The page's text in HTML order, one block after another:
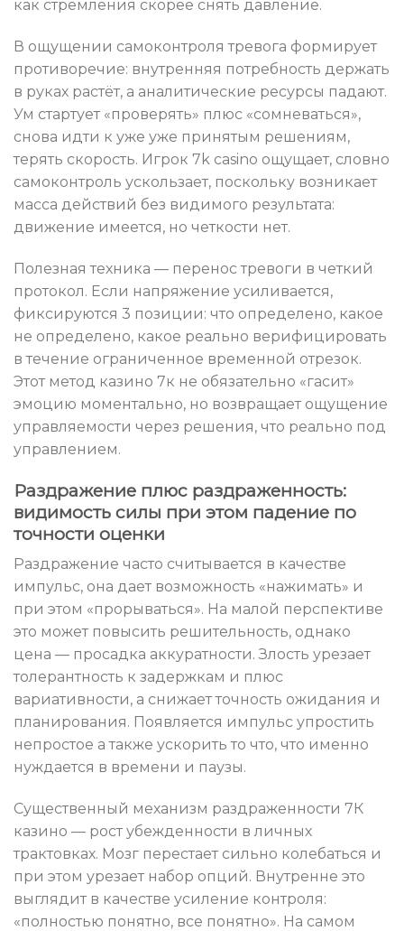
как стремления скорее снять давление.
В ощущении самоконтроля тревога формирует
противоречие: внутренняя потребность держать
в руках растёт, а аналитические ресурсы падают.
Ум стартует «проверять» плюс «сомневаться»,
снова идти к уже уже принятым решениям,
терять скорость. Игрок 7k casino ощущает, словно
самоконтроль ускользает, поскольку возникает
масса действий без видимого результата:
движение имеется, но четкости нет.
Полезная техника — перенос тревоги в четкий
протокол. Если напряжение усиливается,
фиксируются 3 позиции: что определено, какое
не определено, какое реально верифицировать
в течение ограниченное временной отрезок.
Этот метод казино 7к не обязательно «гасит»
эмоцию моментально, но возвращает ощущение
управляемости через решения, что реально под
управлением.
Раздражение плюс раздраженность:
видимость силы при этом падение по
точности оценки
Раздражение часто считывается в качестве
импульс, она дает возможность «нажимать» и
при этом «прорываться». На малой перспективе
это может повысить решительность, однако
цена — просадка аккуратности. Злость урезает
толерантность к задержкам и плюс
вариативности, а снижает точность ожидания и
планирования. Появляется импульс упростить
непростое а также ускорить то что, что именно
нуждается в времени и паузы.
Существенный механизм раздраженности 7К
казино — рост убежденности в личных
трактовках. Мозг перестает сильно колебаться и
при этом урезает набор опций. Внутренне это
выглядит в качестве усиление контроля:
«полностью понятно, все понятно». На самом